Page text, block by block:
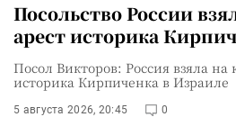
Посольство России
арест историка
Посол Викторов: Россия взяла на
историка Кирпиченка в Израиле
5 августа 2026, 20:45 0